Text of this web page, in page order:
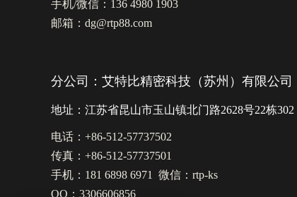
手机/微信：136 4980 1903
邮箱：dg@rtp88.com
分公司：艾特比精密科技（苏州）有限公司
地址：江苏省昆山市玉山镇北门路2628号22栋302
电话：+86-512-57737502
传真：+86-512-57737501
手机：181 6898 6971 微信：rtp-ks
QQ：3306606856